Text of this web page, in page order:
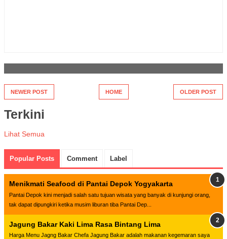
NEWER POST OLDER POST
HOME
Terkini
Lihat Semua
Popular Posts Comment Label
Menikmati Seafood di Pantai Depok Yogyakarta
Pantai Depok kini menjadi salah satu tujuan wisata yang banyak di kunjungi orang,
tak dapat dipungkiri ketika musim liburan tiba Pantai Dep...
Jagung Bakar Kaki Lima Rasa Bintang Lima
Harga Menu Jagng Bakar Chefa Jagung Bakar adalah makanan kegemaran saya